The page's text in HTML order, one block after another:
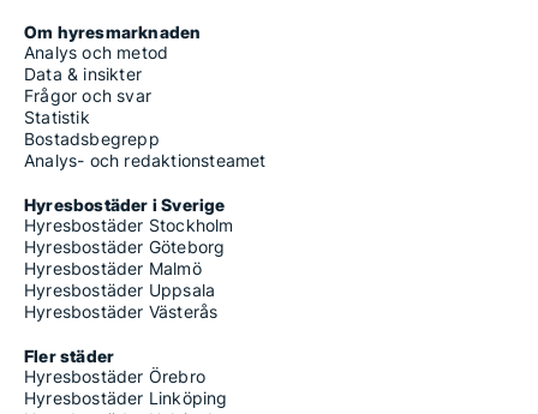
Om hyresmarknaden
Analys och metod
Data & insikter
Frågor och svar
Statistik
Bostadsbegrepp
Analys- och redaktionsteamet
Hyresbostäder i Sverige
Hyresbostäder Stockholm
Hyresbostäder Göteborg
Hyresbostäder Malmö
Hyresbostäder Uppsala
Hyresbostäder Västerås
Fler städer
Hyresbostäder Örebro
Hyresbostäder Linköping